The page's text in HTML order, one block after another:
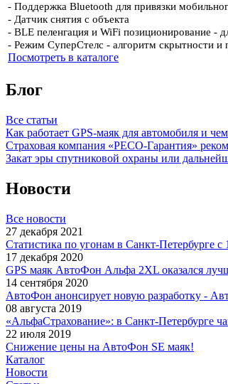
- Поддержка Bluetooth для привязки
- Датчик снятия с объекта
- BLE пеленгация и WiFi позиционирование -
- Режим СуперСтелс - алгоритм скрытности и
Посмотреть в каталоге
Блог
Все статьи
Как работает GPS-маяк для автомобиля и
Страховая компания «РЕСО-Гарантия»
Закат эры спутниковой охраны или
Новости
Все новости
27 декабря 2021
Статистика по угонам в Санкт-Петербурге с
17 декабря 2020
GPS маяк АвтоФон Альфа 2XL оказался
14 сентября 2020
АвтоФон анонсирует новую разработку -
08 августа 2019
«АльфаСтрахование»: в Санкт-Петербурге
22 июля 2019
Cнижение цены на АвтоФон SE маяк!
Каталог
Новости